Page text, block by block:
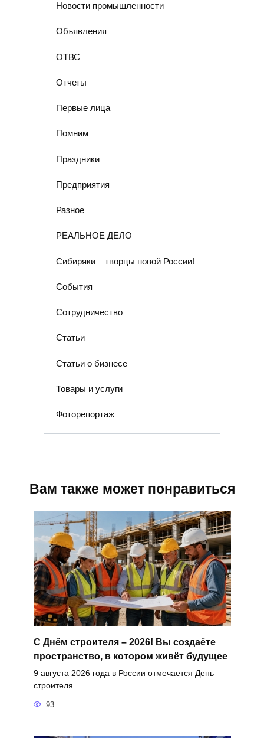
Новости промышленности
Объявления
ОТВС
Отчеты
Первые лица
Помним
Праздники
Предприятия
Разное
РЕАЛЬНОЕ ДЕЛО
Сибиряки – творцы новой России!
События
Сотрудничество
Статьи
Статьи о бизнесе
Товары и услуги
Фоторепортаж
Вам также может понравиться
С Днём строителя – 2026! Вы создаёте
пространство, в котором живёт будущее
9 августа 2026 года в России отмечается День
строителя.
93